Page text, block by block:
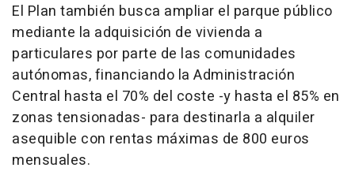
El Plan también busca ampliar el parque público
mediante la adquisición de vivienda a
particulares por parte de las comunidades
autónomas, financiando la Administración
Central hasta el 70% del coste -y hasta el 85% en
zonas tensionadas- para destinarla a alquiler
asequible con rentas máximas de 800 euros
mensuales.